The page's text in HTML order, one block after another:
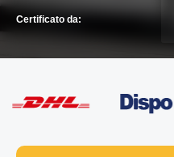
Certificato da: